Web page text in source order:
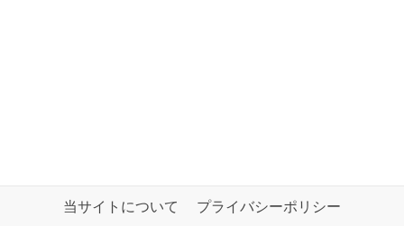
当サイトについて
プライバシーポリシー